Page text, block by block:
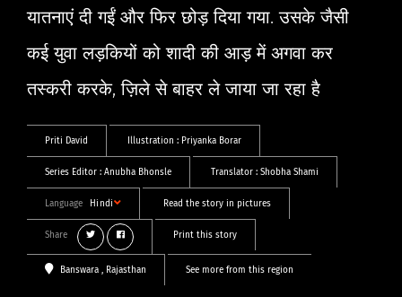
यातनाएं दी गईं और फिर छोड़ दिया गया. उसके जैसी
कई युवा लड़कियों को शादी की आड़ में अगवा कर
तस्करी करके, ज़िले से बाहर ले जाया जा रहा है
Priti David Illustration : Priyanka Borar
Series Editor : Anubha Bhonsle Translator : Shobha Shami
Language Hindi Read the story in pictures
Share Print this story
Banswara , Rajasthan See more from this region